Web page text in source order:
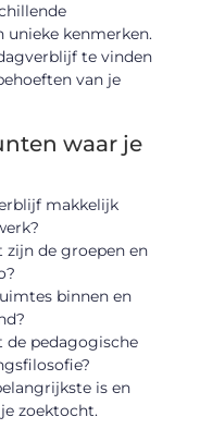
kenmerken.
te vinden
van je
waar je
makkelijk
zijn de groepen en
binnen en
de pedagogische
is en
zoektocht.